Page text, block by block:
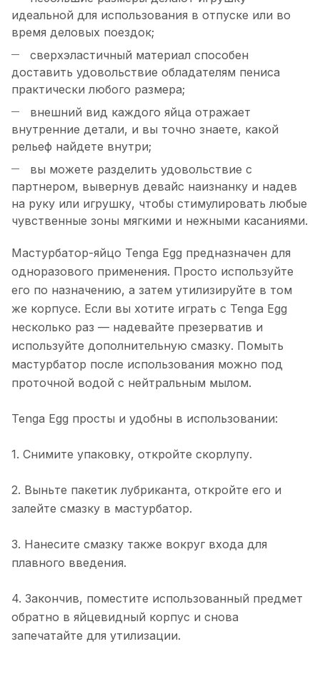
идеальной для использования в отпуске или во
время деловых поездок;
сверхэластичный материал способен
доставить удовольствие обладателям пениса
практически любого размера;
внешний вид каждого яйца отражает
внутренние детали, и вы точно знаете, какой
рельеф найдете внутри;
вы можете разделить удовольствие с
партнером, вывернув девайс наизнанку и надев
на руку или игрушку, чтобы стимулировать любые
чувственные зоны мягкими и нежными касаниями.
Мастурбатор-яйцо Tenga Egg предназначен для
одноразового применения. Просто используйте
его по назначению, а затем утилизируйте в том
же корпусе. Если вы хотите играть с Tenga Egg
несколько раз — надевайте презерватив и
используйте дополнительную смазку. Помыть
мастурбатор после использования можно под
проточной водой с нейтральным мылом.
Tenga Egg просты и удобны в использовании:
1. Снимите упаковку, откройте скорлупу.
2. Выньте пакетик лубриканта, откройте его и
залейте смазку в мастурбатор.
3. Нанесите смазку также вокруг входа для
плавного введения.
4. Закончив, поместите использованный предмет
обратно в яйцевидный корпус и снова
запечатайте для утилизации.